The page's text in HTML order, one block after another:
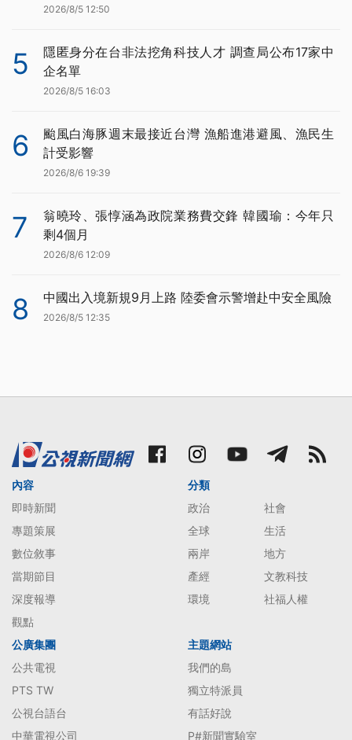
2026/8/5 12:50
5
隱匿身分在台非法挖角科技人才 調查局公布17家中
企名單
2026/8/5 16:03
6
颱風白海豚週末最接近台灣 漁船進港避風、漁民生
計受影響
2026/8/6 19:39
7
翁曉玲、張惇涵為政院業務費交鋒 韓國瑜：今年只
剩4個月
2026/8/6 12:09
8 中國出入境新規9月上路 陸委會示警增赴中安全風險
2026/8/5 12:35
內容
即時新聞
專題策展
數位敘事
當期節目
深度報導
觀點
分類
政治
社會
全球
生活
兩岸
地方
產經
文教科技
環境
社福人權
公廣集團
公共電視
PTS TW
公視台語台
中華電視公司
主題網站
我們的島
獨立特派員
有話好說
P#新聞實驗室